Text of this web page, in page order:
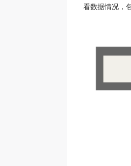
看数据情况，